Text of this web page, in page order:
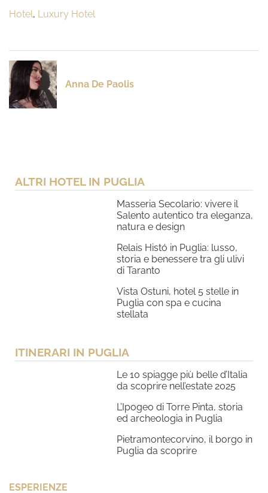
Hotel, Luxury Hotel
Anna De Paolis
ALTRI HOTEL IN PUGLIA
Masseria Secolario: vivere il
Salento autentico tra eleganza,
natura e design
Relais Histó in Puglia: lusso,
storia e benessere tra gli ulivi
di Taranto
Vista Ostuni, hotel 5 stelle in
Puglia con spa e cucina
stellata
ITINERARI IN PUGLIA
Le 10 spiagge più belle d’Italia
da scoprire nell’estate 2025
L’Ipogeo di Torre Pinta, storia
ed archeologia in Puglia
Pietramontecorvino, il borgo in
Puglia da scoprire
ESPERIENZE